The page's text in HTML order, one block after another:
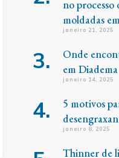
no processo
moldadas
janeiro 21, 2025
Onde
em Diadema
janeiro 14, 2025
5 motivos
janeiro 8, 2025
Thinner de